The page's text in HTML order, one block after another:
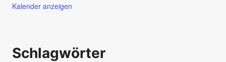
Kalender anzeigen
Schlagwörter